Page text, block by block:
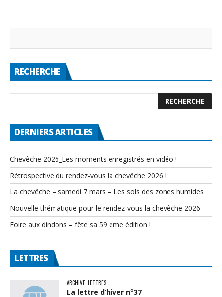
RECHERCHE
DERNIERS ARTICLES
Chevêche 2026_Les moments enregistrés en vidéo !
Rétrospective du rendez-vous la chevêche 2026 !
La chevêche – samedi 7 mars – Les sols des zones humides
Nouvelle thématique pour le rendez-vous la chevêche 2026
Foire aux dindons – fête sa 59 ème édition !
LETTRES
ARCHIVE LETTRES
La lettre d’hiver n°37